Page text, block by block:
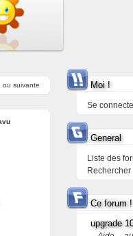
ou suivante Moi !
Se
General
Liste des
Rechercher
Ce forum !
upgrade